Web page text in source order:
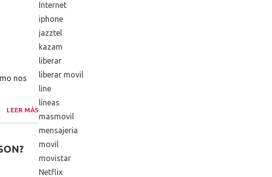
nos
LEER MÁS
Internet
iphone
jazztel
kazam
liberar
liberar movil
line
líneas
masmovil
mensajeria
movil
movistar
Netflix